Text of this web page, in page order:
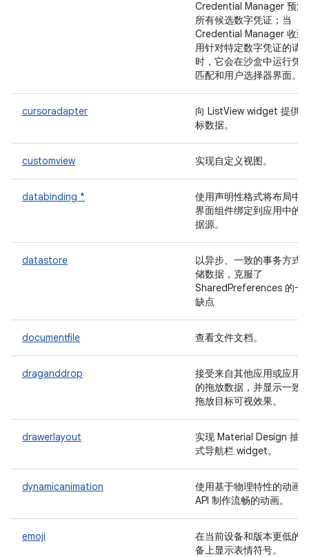
Credential Manager 预注
所有候选数字凭证；当
Credential Manager 收到
用针对特定数字凭证的请
时，它会在沙盒中运行凭
匹配和用户选择器界面。
cursoradapter
向 ListView widget 提供光
标数据。
customview 实现自定义视图。
databinding *
使用声明性格式将布局中
界面组件绑定到应用中的
据源。
datastore
以异步、一致的事务方式
储数据，克服了
SharedPreferences 的一
缺点
documentfile 查看文件文档。
draganddrop
接受来自其他应用或应用
的拖放数据，并显示一致
拖放目标可视效果。
drawerlayout
实现 Material Design 抽屉
式导航栏 widget。
dynamicanimation
使用基于物理特性的动画
API 制作流畅的动画。
emoji
在当前设备和版本更低的
备上显示表情符号。